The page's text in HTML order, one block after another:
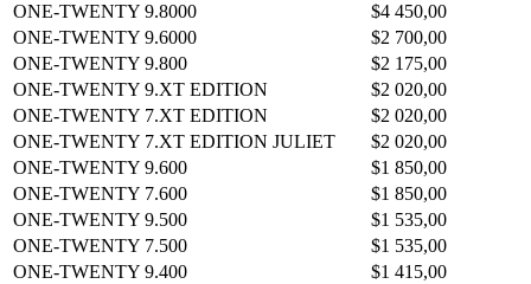
ONE-TWENTY 9.8000
$4 450,00
ONE-TWENTY 9.6000
$2 700,00
ONE-TWENTY 9.800
$2 175,00
ONE-TWENTY 9.XT EDITION
$2 020,00
ONE-TWENTY 7.XT EDITION
$2 020,00
ONE-TWENTY 7.XT EDITION JULIET
$2 020,00
ONE-TWENTY 9.600
$1 850,00
ONE-TWENTY 7.600
$1 850,00
ONE-TWENTY 9.500
$1 535,00
ONE-TWENTY 7.500
$1 535,00
ONE-TWENTY 9.400
$1 415,00